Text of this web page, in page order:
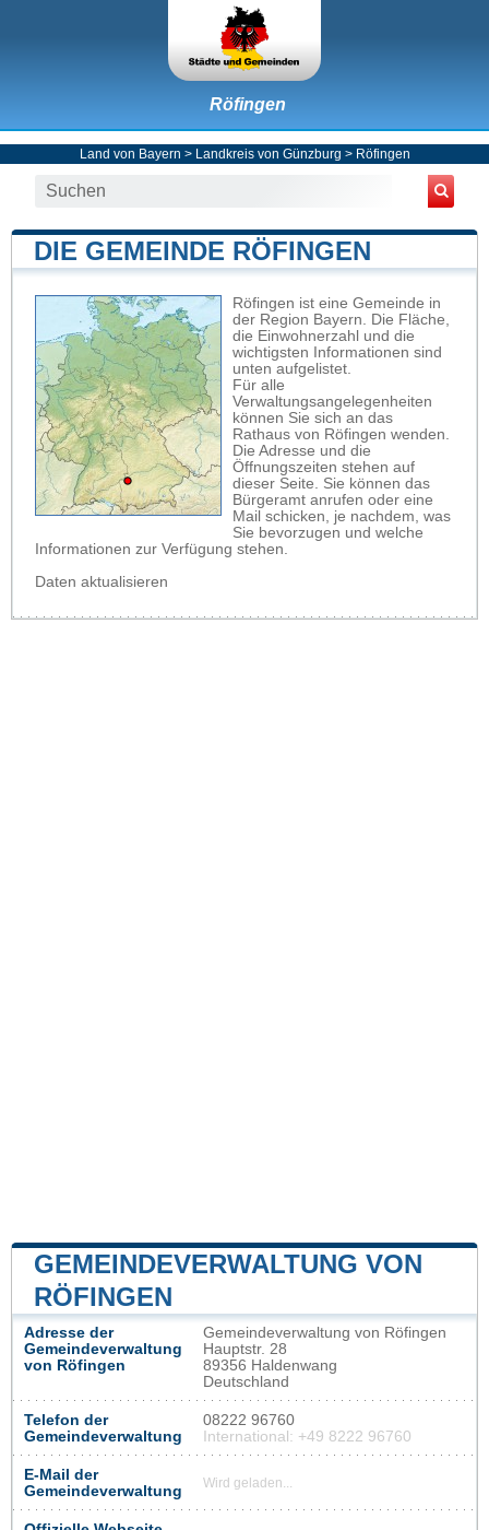
Röfingen
Land von Bayern > Landkreis von Günzburg > Röfingen
DIE GEMEINDE RÖFINGEN
Röfingen ist eine Gemeinde in
der Region Bayern. Die Fläche,
die Einwohnerzahl und die
wichtigsten Informationen sind
unten aufgelistet.
Für alle
Verwaltungsangelegenheiten
können Sie sich an das
Rathaus von Röfingen wenden.
Die Adresse und die
Öffnungszeiten stehen auf
dieser Seite. Sie können das
Bürgeramt anrufen oder eine
Mail schicken, je nachdem, was
Sie bevorzugen und welche
Informationen zur Verfügung stehen.
Daten aktualisieren
GEMEINDEVERWALTUNG VON
RÖFINGEN
Adresse der
Gemeindeverwaltung
von Röfingen
Gemeindeverwaltung von Röfingen
Hauptstr. 28
89356 Haldenwang
Deutschland
Telefon der
Gemeindeverwaltung
08222 96760
International: +49 8222 96760
E-Mail der
Gemeindeverwaltung
Wird geladen...